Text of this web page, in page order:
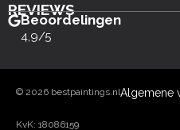
REVIEWS
Beoordelingen
4,9/5
© 2026 bestpaintings.nlAlgemene
KvK: 18086159